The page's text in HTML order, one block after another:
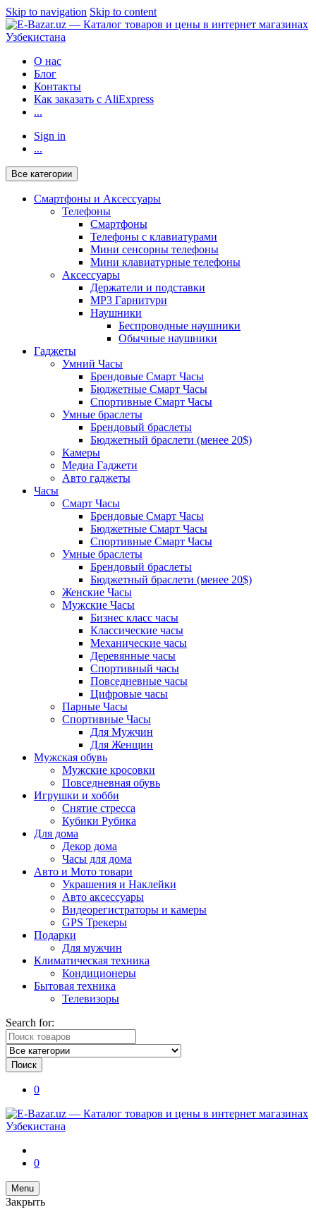
Skip to navigation Skip to content
О нас
Блог
Контакты
Как заказать с AliExpress
...
Sign in
...
Все категории
Смартфоны и Аксессуары
Телефоны
Смартфоны
Телефоны с клавиатурами
Мини сенсорны телефоны
Мини клавиатурные телефоны
Аксессуары
Держатели и подставки
MP3 Гарнитури
Наушники
Беспроводные наушники
Обычные наушники
Гаджеты
Умний Часы
Брендовые Смарт Часы
Бюджетные Смарт Часы
Спортивные Смарт Часы
Умные браслеты
Брендовый браслеты
Бюджетный браслети (менее 20$)
Камеры
Медиа Гаджети
Авто гаджеты
Часы
Смарт Часы
Брендовые Смарт Часы
Бюджетные Смарт Часы
Спортивные Смарт Часы
Умные браслеты
Брендовый браслеты
Бюджетный браслети (менее 20$)
Женские Часы
Мужские Часы
Бизнес класс часы
Классические часы
Механические часы
Деревянные часы
Спортивный часы
Повседневные часы
Цифровые часы
Парные Часы
Спортивные Часы
Для Мужчин
Для Женщин
Мужская обувь
Мужские кросовки
Повседневная обувь
Игрушки и хобби
Снятие стресса
Кубики Рубика
Для дома
Декор дома
Часы для дома
Авто и Мото товари
Украшения и Наклейки
Авто аксессуары
Видеорегистраторы и камеры
GPS Трекеры
Подарки
Для мужчин
Климатическая техника
Кондиционеры
Бытовая техника
Телевизоры
Search for:
Поиск
0
0
Menu
Закрыть